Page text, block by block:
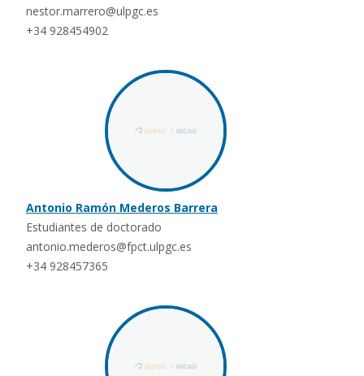
nestor.marrero@ulpgc.es
+34 928454902
Antonio Ramón Mederos Barrera
Estudiantes de doctorado
antonio.mederos@fpct.ulpgc.es
+34 928457365